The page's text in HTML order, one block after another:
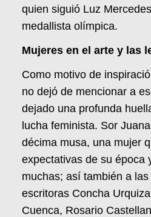
quien siguió Luz
medallista olímpica.
Mujeres en el arte y las
Como motivo de
no dejó de mencionar a
dejado una profunda
lucha feminista. Sor
décima musa, una mujer
expectativas de su época
muchas; así también a
escritoras Concha
Cuenca, Rosario